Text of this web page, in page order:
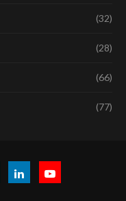
(32)
(28)
(66)
(77)